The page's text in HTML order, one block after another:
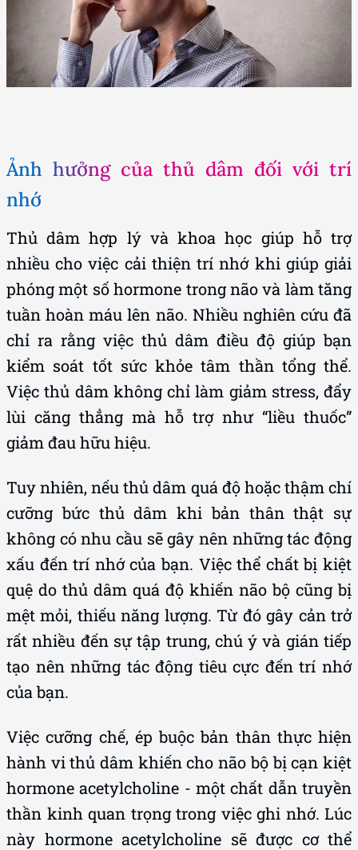
Ảnh hưởng của thủ dâm đối với trí
nhớ
Thủ dâm hợp lý và khoa học giúp hỗ trợ
nhiều cho việc cải thiện trí nhớ khi giúp giải
phóng một số hormone trong não và làm tăng
tuần hoàn máu lên não. Nhiều nghiên cứu đã
chỉ ra rằng việc thủ dâm điều độ giúp bạn
kiểm soát tốt sức khỏe tâm thần tổng thể.
Việc thủ dâm không chỉ làm giảm stress, đẩy
lùi căng thẳng mà hỗ trợ như “liều thuốc”
giảm đau hữu hiệu.
Tuy nhiên, nếu thủ dâm quá độ hoặc thậm chí
cưỡng bức thủ dâm khi bản thân thật sự
không có nhu cầu sẽ gây nên những tác động
xấu đến trí nhớ của bạn. Việc thể chất bị kiệt
quệ do thủ dâm quá độ khiến não bộ cũng bị
mệt mỏi, thiếu năng lượng. Từ đó gây cản trở
rất nhiều đến sự tập trung, chú ý và gián tiếp
tạo nên những tác động tiêu cực đến trí nhớ
của bạn.
Việc cưỡng chế, ép buộc bản thân thực hiện
hành vi thủ dâm khiến cho não bộ bị cạn kiệt
hormone acetylcholine - một chất dẫn truyền
thần kinh quan trọng trong việc ghi nhớ. Lúc
này hormone acetylcholine sẽ được cơ thể